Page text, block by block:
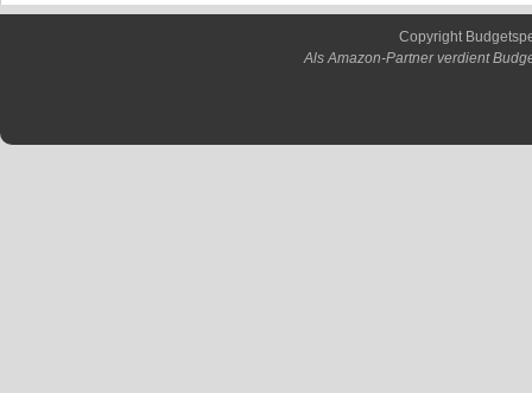
Copyright
Als Amazon-Partner verdient